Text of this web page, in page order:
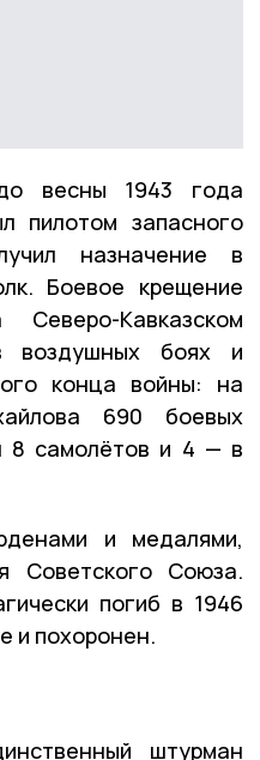
весны 1943 года
пилотом запасного
назначение в
Боевое крещение
Кавказском
воздушных боях и
конца войны: на
690 боевых
8 самолётов и 4 — в
и медалями,
Советского Союза.
погиб в 1946
и похоронен.
штурман